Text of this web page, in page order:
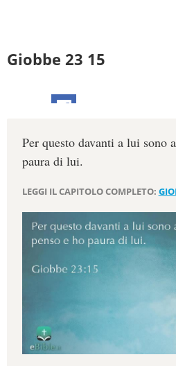
Giobbe 23 15
Per questo davanti a lui sono
paura di lui.
LEGGI IL CAPITOLO COMPLETO: